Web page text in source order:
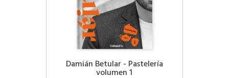
Damián Betular - Pastelería
volumen 1